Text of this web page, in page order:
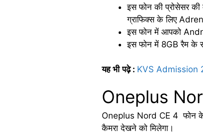
इस फोन की प्रोसेसर
ग्राफिक्स के लिए
इस फोन में आपको
इस फोन में 8GB रैम के
यह भी पढ़े: KVS Admission
Oneplus
Oneplus Nord CE 4 फोन के
कैमरा देखने को मिलेगा।